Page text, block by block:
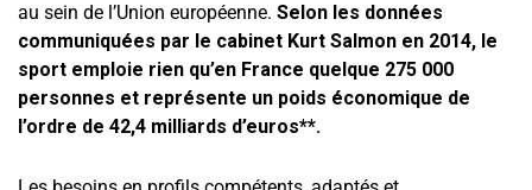
au sein de l’Union européenne. Selon les données
communiquées par le cabinet Kurt Salmon en 2014, le
sport emploie rien qu’en France quelque 275 000
personnes et représente un poids économique de
l’ordre de 42,4 milliards d’euros**.